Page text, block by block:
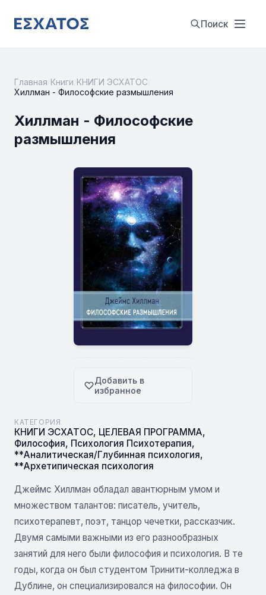
Поиск
Главная Книги КНИГИ ЭСХАТОС
Хиллман - Философские размышления
Хиллман - Философские
размышления
Добавить в
избранное
КАТЕГОРИЯ
КНИГИ ЭСХАТОС, ЦЕЛЕВАЯ ПРОГРАММА,
Философия, Психология Психотерапия,
**Аналитическая/Глубинная психология,
**Архетипическая психология
Джеймс Хиллман обладал авантюрным умом и
множеством талантов: писатель, учитель,
психотерапевт, поэт, танцор чечетки, рассказчик.
Двумя самыми важными из его разнообразных
занятий для него были философия и психология. В те
годы, когда он был студентом Тринити-колледжа в
Дублине, он специализировался на философии. Он